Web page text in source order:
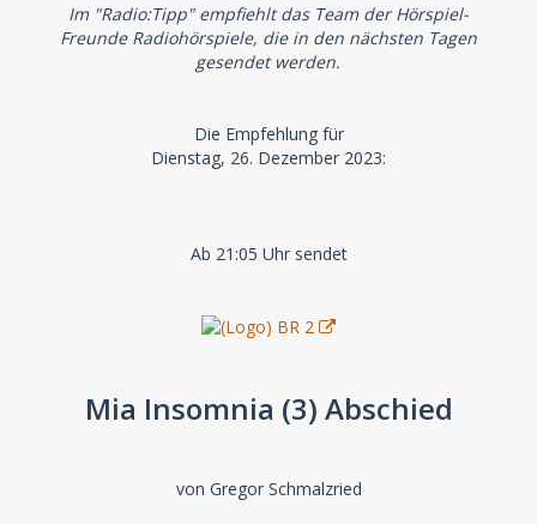
Im "Radio:Tipp" empfiehlt das Team der Hörspiel-
Freunde Radiohörspiele, die in den nächsten Tagen
gesendet werden.
Die Empfehlung für
Dienstag, 26. Dezember 2023:
Ab 21:05 Uhr sendet
Mia Insomnia (3) Abschied
von Gregor Schmalzried